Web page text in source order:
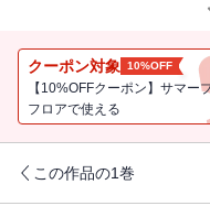
だ。“剃刀”久蔵は、旗本が
好評シリーズ第21弾！
クーポン対象 10%OFF
【10%OFFクーポン】サマー
フロアで使える
この作品の1巻